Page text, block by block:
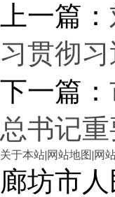
上一篇：
习贯彻
下一篇：
总书记
关于本站|网站地图 |网
廊坊市